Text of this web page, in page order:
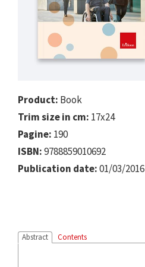
Product: Book
Trim size in cm: 17x24
Pagine: 190
ISBN:9788859010692
Publication date:01/03/2016
Abstract Contents